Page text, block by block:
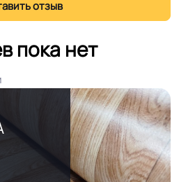
ПВХ
EUROBASE 425 / EUROPROF 522
контакт / EUROPROF 521 фиксация
пока нет